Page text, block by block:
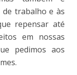
trabalho e às
repensar até
em nossas
pedimos aos